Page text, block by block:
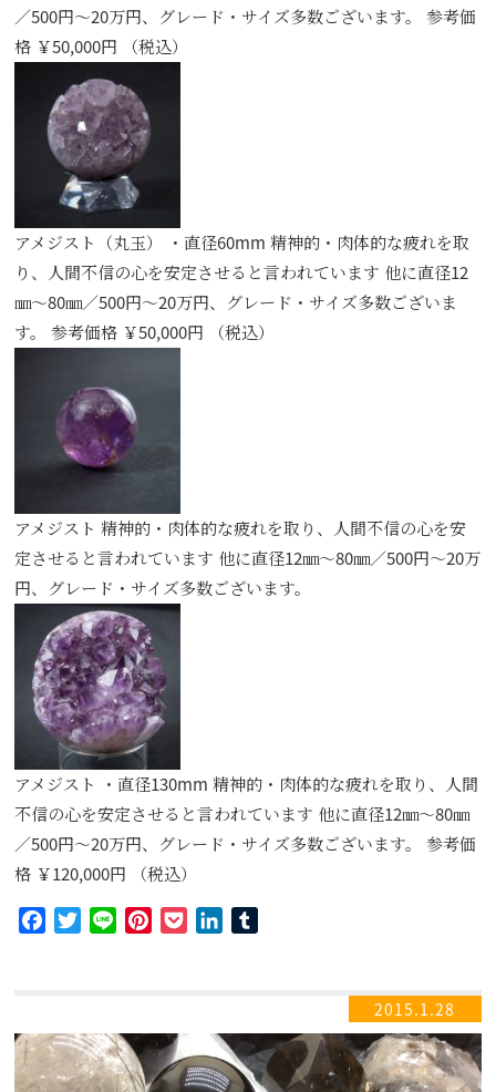
／500円～20万円、グレード・サイズ多数ございます。 参考価
格 ￥50,000円 （税込）
アメジスト（丸玉） ・直径60mm 精神的・肉体的な疲れを取
り、人間不信の心を安定させると言われています 他に直径12
㎜～80㎜／500円～20万円、グレード・サイズ多数ございま
す。 参考価格 ￥50,000円 （税込）
アメジスト 精神的・肉体的な疲れを取り、人間不信の心を安
定させると言われています 他に直径12㎜～80㎜／500円～20万
円、グレード・サイズ多数ございます。
アメジスト ・直径130mm 精神的・肉体的な疲れを取り、人間
不信の心を安定させると言われています 他に直径12㎜～80㎜
／500円～20万円、グレード・サイズ多数ございます。 参考価
格 ￥120,000円 （税込）
FacebookTwitterLine PinterestPocketLinkedIn
2015.1.28